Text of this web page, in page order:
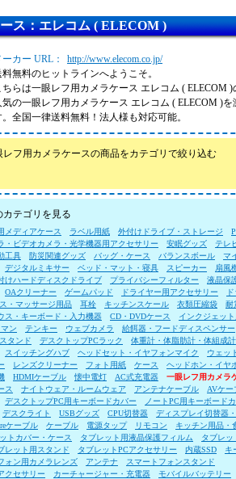
ス：エレコム ( ELECOM )
ーカー URL：
http://www.elecom.co.jp/
料無料のヒットラインへようこそ。
ちらは一眼レフ用カメラケース エレコム ( ELECOM )
気の一眼レフ用カメラケース エレコム ( ELECOM )
。全国一律送料無料！法人様も対応可能。
レフ用カメラケースの商品をカテゴリで絞り込む
カテゴリを見る
メディアケース ラベル用紙 外付けドライブ・ストレージ
・ビデオカメラ・光学機器用アクセサリー 安眠グッズ テレ
工具 防災関連グッズ バッグ・ケース バランスボール
マ
デジタルミキサー ベッド・マット・寝具 スピーカー 扇風
けハードディスクドライブ プライバシーフィルター
液晶保
OAクリーナー ゲームパッド ドライヤー用アクセサリー
・マッサージ用品 耳栓 キッチンスケール 衣類圧縮袋
耐
ス・キーボード・入力機器 CD・DVDケース インクジェッ
ン テンキー ウェブカメラ 給餌器・フードディスペンサー
タンド デスクトップPCラック
体重計・体脂肪計・体組成計
スイッチングハブ ヘッドセット・イヤフォンマイク
ウェッ
レンズクリーナー フォト用紙 ケース ヘッドホン・イヤ
HDMIケーブル 懐中電灯 AC式充電器
一眼レフ用カメラ
ス
ナイトウェア・ルームウェア アンテナケーブル AVケー
デスクトップPC用キーボードカバー ノートPC用キーボード
デスクライト USBグッズ CPU切替器 ディスプレイ切替器
ケーブル ケーブル 電源タップ リモコン
キッチン用品・
トカバー・ケース タブレット用液晶保護フィルム
タブレッ
レット用スタンド タブレットPCアクセサリー 内蔵SSD キ
ォン用カメラレンズ アンテナ
スマートフォンスタンド
クセサリー
カーチャージャー・充電器
モバイルバッテリー